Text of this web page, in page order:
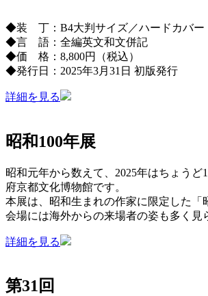
◆装 丁：B4大判サイズ／ハードカバー
◆言 語：全編英文和文併記
◆価 格：8,800円（税込）
◆発行日：2025年3月31日 初版発行
詳細を見る
昭和100年展
昭和元年から数えて、2025年はちょう
府京都文化博物館です。
本展は、昭和生まれの作家に限定した「
会場には海外からの来場者の姿も多く見
詳細を見る
第31回